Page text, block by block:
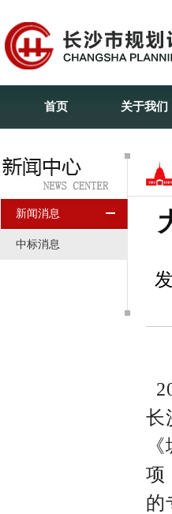
首页 关于我们
新闻消息
中标消息
长
项
的